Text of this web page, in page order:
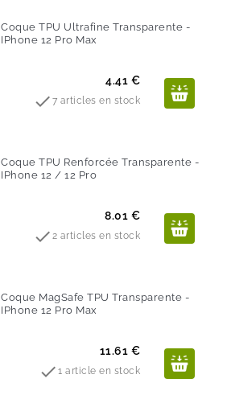
Coque TPU Ultrafine Transparente -
IPhone 12 Pro Max
Prix
4.41 €
 7 articles en stock
Coque TPU Renforcée Transparente -
IPhone 12 / 12 Pro
Prix
8.01 €
 2 articles en stock
Coque MagSafe TPU Transparente -
IPhone 12 Pro Max
Prix
11.61 €
1 article en stock